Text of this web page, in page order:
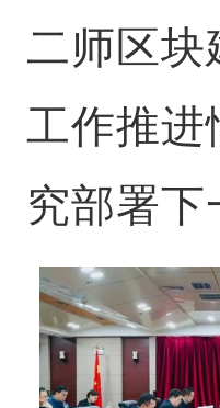
二师区块
工作推进
究部署下